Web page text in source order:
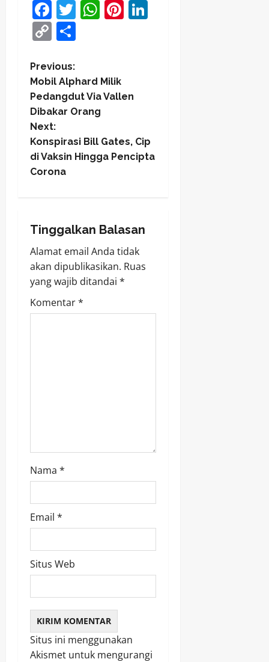
Facebook
Twitter
WhatsApp
Pinterest
Copy
P
o
s
t
n
v
i
g
a
Previous:
Mobil Alphard Milik
Pedangdut Via Vallen
Dibakar Orang
Next:
Konspirasi Bill Gates, Cip
di Vaksin Hingga Pencipta
Corona
Tinggalkan Balasan
Alamat email Anda tidak
akan dipublikasikan. Ruas
yang wajib ditandai *
Komentar*
Nama *
Email *
Situs Web
Situs ini menggunakan
Akismet untuk mengurangi